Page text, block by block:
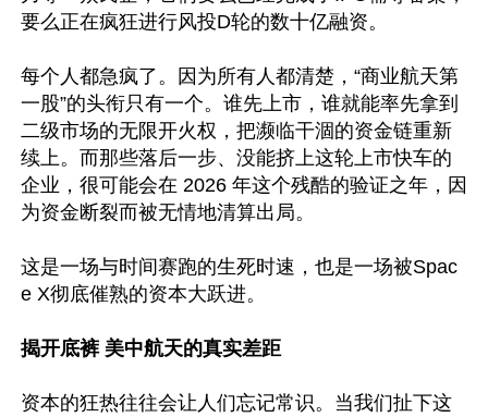
要么正在疯狂进行风投D轮的数十亿融资。
每个人都急疯了。因为所有人都清楚，“商业航天第
一股”的头衔只有一个。谁先上市，谁就能率先拿到
二级市场的无限开火权，把濒临干涸的资金链重新
续上。而那些落后一步、没能挤上这轮上市快车的
企业，很可能会在 2026 年这个残酷的验证之年，因
为资金断裂而被无情地清算出局。
这是一场与时间赛跑的生死时速，也是一场被Spac
e X彻底催熟的资本大跃进。
揭开底裤 美中航天的真实差距
资本的狂热往往会让人们忘记常识。当我们扯下这